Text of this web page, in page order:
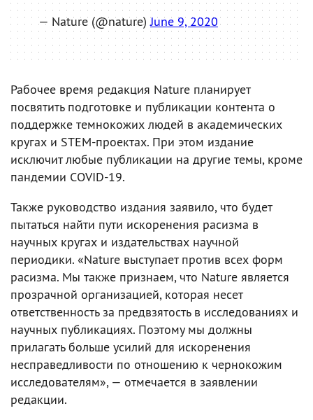
— Nature (@nature)June 9, 2020
Рабочее время редакция Nature планирует
посвятить подготовке и публикации контента о
поддержке темнокожих людей в академических
кругах и STEM-проектах. При этом издание
исключит любые публикации на другие темы, кроме
пандемии COVID-19.
Также руководство издания заявило, что будет
пытаться найти пути искоренения расизма в
научных кругах и издательствах научной
периодики. «Nature выступает против всех форм
расизма. Мы также признаем, что Nature является
прозрачной организацией, которая несет
ответственность за предвзятость в исследованиях и
научных публикациях. Поэтому мы должны
прилагать больше усилий для искоренения
несправедливости по отношению к чернокожим
исследователям», — отмечается в заявлении
редакции.